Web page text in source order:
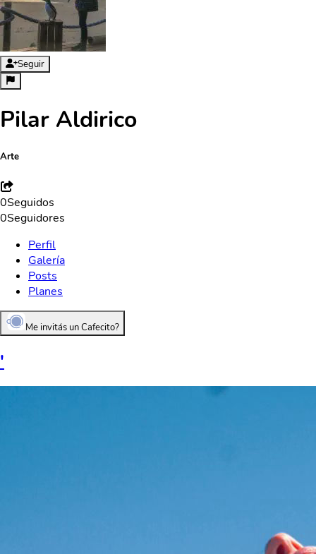
Seguir
Pilar Aldirico
Arte
0Seguidos
0Seguidores
Perfil
Galería
Posts
Planes
Me invitás un Cafecito?
'